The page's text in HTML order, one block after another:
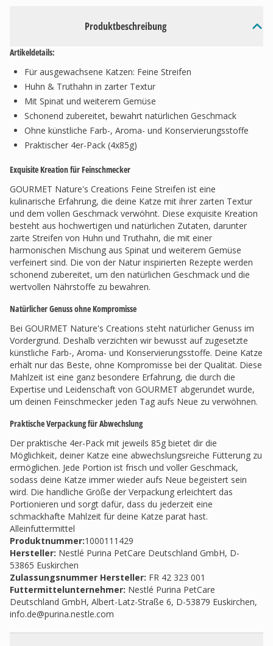
Produktbeschreibung
Artikeldetails:
Für ausgewachsene Katzen: Feine Streifen
Huhn & Truthahn in zarter Textur
Mit Spinat und weiterem Gemüse
Schonend zubereitet, bewahrt natürlichen Geschmack
Ohne künstliche Farb-, Aroma- und Konservierungsstoffe
Praktischer 4er-Pack (4x85g)
Exquisite Kreation für Feinschmecker
GOURMET Nature's Creations Feine Streifen ist eine
kulinarische Erfahrung, die deine Katze mit ihrer zarten Textur
und dem vollen Geschmack verwöhnt. Diese exquisite Kreation
besteht aus hochwertigen und natürlichen Zutaten, darunter
zarte Streifen von Huhn und Truthahn, die mit einer
harmonischen Mischung aus Spinat und weiterem Gemüse
verfeinert sind. Die von der Natur inspirierten Rezepte werden
schonend zubereitet, um den natürlichen Geschmack und die
wertvollen Nährstoffe zu bewahren.
Natürlicher Genuss ohne Kompromisse
Bei GOURMET Nature's Creations steht natürlicher Genuss im
Vordergrund. Deshalb verzichten wir bewusst auf zugesetzte
künstliche Farb-, Aroma- und Konservierungsstoffe. Deine Katze
erhält nur das Beste, ohne Kompromisse bei der Qualität. Diese
Mahlzeit ist eine ganz besondere Erfahrung, die durch die
Expertise und Leidenschaft von GOURMET abgerundet wurde,
um deinen Feinschmecker jeden Tag aufs Neue zu verwöhnen.
Praktische Verpackung für Abwechslung
Der praktische 4er-Pack mit jeweils 85g bietet dir die
Möglichkeit, deiner Katze eine abwechslungsreiche Fütterung zu
ermöglichen. Jede Portion ist frisch und voller Geschmack,
sodass deine Katze immer wieder aufs Neue begeistert sein
wird. Die handliche Größe der Verpackung erleichtert das
Portionieren und sorgt dafür, dass du jederzeit eine
schmackhafte Mahlzeit für deine Katze parat hast.
Alleinfuttermittel
Produktnummer:1000111429
Hersteller: Nestlé Purina PetCare Deutschland GmbH, D-
53865 Euskirchen
Zulassungsnummer Hersteller: FR 42 323 001
Futtermittelunternehmer: Nestlé Purina PetCare
Deutschland GmbH, Albert-Latz-Straße 6, D-53879 Euskirchen,
info.de@purina.nestle.com